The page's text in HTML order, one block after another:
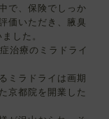
で、保険でしっか
価いただき、腋臭
した。
治療のミラドライ
ミラドライは画期
京都院を開業した